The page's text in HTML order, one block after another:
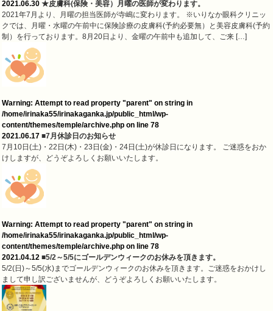
2021.06.30 ★皮膚科(保険・美容）月曜の医師が変わります。
2021年7月より、月曜の担当医師が寺嶋に変わります。 ※いりなか眼科クリニッ
クでは、月曜・水曜の午前中に保険診療の皮膚科(予約必要無）と美容皮膚科(予約
制）を行っております。8月20日より、金曜の午前中も追加して、ご来 […]
Warning: Attempt to read property "parent" on string in
/home/irinaka55/irinakaganka.jp/public_html/wp-
content/themes/temple/archive.php on line 78
2021.06.17 ■7月休診日のお知らせ
7月10日(土)・22日(木)・23日(金)・24日(土)が休診日になります。 ご迷惑をおか
けしますが、どうぞよろしくお願いいたします。
Warning: Attempt to read property "parent" on string in
/home/irinaka55/irinakaganka.jp/public_html/wp-
content/themes/temple/archive.php on line 78
2021.04.12 ■5/2～5/5にゴールデンウィークのお休みを頂きます。
5/2(日)～5/5(水)までゴールデンウィークのお休みを頂きます。ご迷惑をおかけし
まして申し訳ございませんが、どうぞよろしくお願いいたします。